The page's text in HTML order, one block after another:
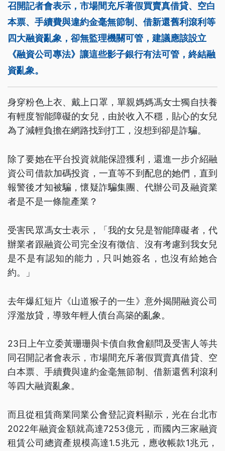
召開記者會表示，市場間充斥著假買賣真借貸、空白
本票、手續費與違約金毫無節制、借新還舊利滾利等
四大融資亂象，卻無監理機關可管，建議應該設立
《融資公司專法》讓這些影子銀行有法可管，終結融
資亂象。
身穿粉色上衣、戴上口罩，單親媽媽馮女士獨自扶養
有輕度智能障礙的女兒，由於收入不穩，貼心的女兒
為了減輕負擔在網路找到打工，沒想到卻是詐騙。
除了要她在平台投資就能保證獲利，還進一步介紹融
資公司借款加碼投資，一直等不到配息的她們，直到
報警後才知被騙，懷疑詐騙集團、代辦公司及融資業
者是不是一條龍產業？
受害民眾馮女士表示，「我的女兒是智能障礙者，代
辦業者跟融資公司完全沒有徵信、沒有考慮到我女兒
是不是有認知的能力，只叫她簽名，也沒有給她合
約。」
去年爆紅短片《山道猴子的一生》意外揭開融資公司
浮濫放貸，導致年輕人債台高築的亂象。
23日上午立委黃珊珊與卡債自救會顧問及受害人等共
同召開記者會表示，市場間充斥著假買賣真借貸、空
白本票、手續費與違約金毫無節制、借新還舊利滾利
等四大融資亂象。
而且從租賃商業同業公會登記資料顯示，光在台北市
2022年融資金額就高達7253億元，而國內三家融資
租賃公司總資產規模高達1.5兆元，應收帳款1兆元，